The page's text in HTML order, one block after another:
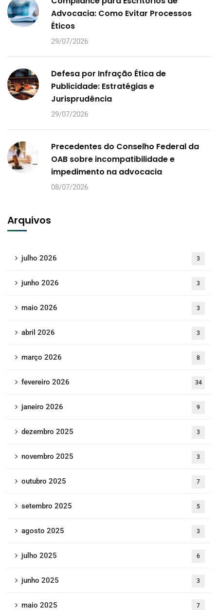
Advocacia: Como Evitar Processos
Éticos
29/07/2026
Defesa por Infração Ética de
Publicidade: Estratégias e
Jurisprudência
29/07/2026
Precedentes do Conselho Federal da
OAB sobre incompatibilidade e
impedimento na advocacia
08/07/2026
Arquivos
julho 2026 3
junho 2026 3
maio 2026 3
abril 2026 3
março 2026 8
fevereiro 2026 34
janeiro 2026 9
dezembro 2025 3
novembro 2025 3
outubro 2025 7
setembro 2025 5
agosto 2025 3
julho 2025 6
junho 2025 3
maio 2025 7